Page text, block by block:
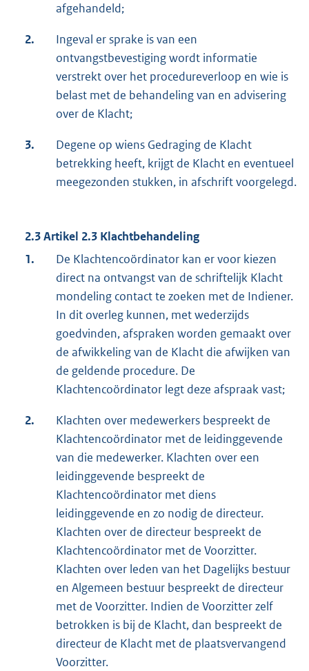
afgehandeld;
2.
Ingeval er sprake is van een
ontvangstbevestiging wordt informatie
verstrekt over het procedureverloop en wie is
belast met de behandeling van en advisering
over de Klacht;
3.
Degene op wiens Gedraging de Klacht
betrekking heeft, krijgt de Klacht en eventueel
meegezonden stukken, in afschrift voorgelegd.
2.3 Artikel 2.3 Klachtbehandeling
1.
De Klachtencoördinator kan er voor kiezen
direct na ontvangst van de schriftelijk Klacht
mondeling contact te zoeken met de Indiener.
In dit overleg kunnen, met wederzijds
goedvinden, afspraken worden gemaakt over
de afwikkeling van de Klacht die afwijken van
de geldende procedure. De
Klachtencoördinator legt deze afspraak vast;
2.
Klachten over medewerkers bespreekt de
Klachtencoördinator met de leidinggevende
van die medewerker. Klachten over een
leidinggevende bespreekt de
Klachtencoördinator met diens
leidinggevende en zo nodig de directeur.
Klachten over de directeur bespreekt de
Klachtencoördinator met de Voorzitter.
Klachten over leden van het Dagelijks bestuur
en Algemeen bestuur bespreekt de directeur
met de Voorzitter. Indien de Voorzitter zelf
betrokken is bij de Klacht, dan bespreekt de
directeur de Klacht met de plaatsvervangend
Voorzitter.